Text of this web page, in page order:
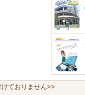
ておりません>>